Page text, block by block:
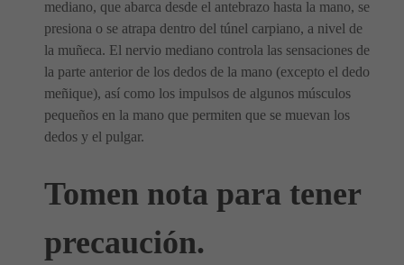
mediano, que abarca desde el antebrazo hasta la mano, se
presiona o se atrapa dentro del túnel carpiano, a nivel de
la muñeca. El nervio mediano controla las sensaciones de
la parte anterior de los dedos de la mano (excepto el dedo
meñique), así como los impulsos de algunos músculos
pequeños en la mano que permiten que se muevan los
dedos y el pulgar.
Tomen nota para tener
precaución.